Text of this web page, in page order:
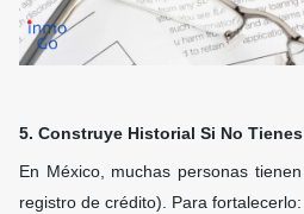
5. Construye Historial Si No Tienes
En México, muchas personas tienen
registro de crédito). Para fortalecerlo: